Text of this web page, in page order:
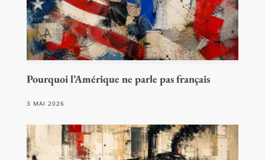
Pourquoi l’Amérique ne parle pas français
3 MAI 2026